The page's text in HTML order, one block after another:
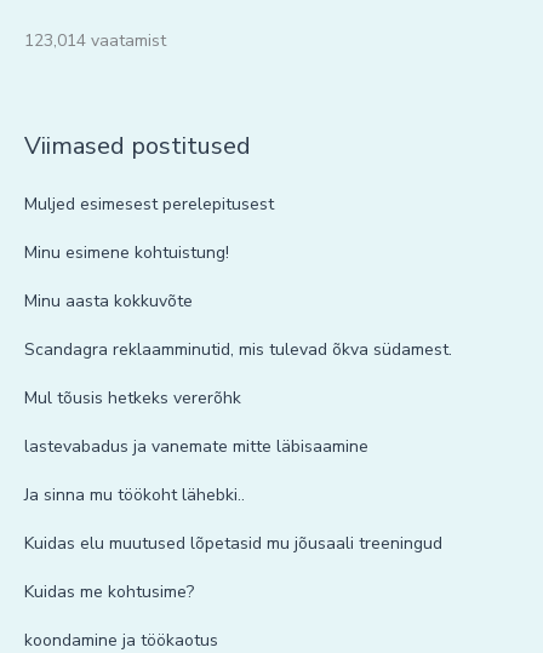
123,014 vaatamist
Viimased postitused
Muljed esimesest perelepitusest
Minu esimene kohtuistung!
Minu aasta kokkuvõte
Scandagra reklaamminutid, mis tulevad õkva südamest.
Mul tõusis hetkeks vererõhk
lastevabadus ja vanemate mitte läbisaamine
Ja sinna mu töökoht lähebki..
Kuidas elu muutused lõpetasid mu jõusaali treeningud
Kuidas me kohtusime?
koondamine ja töökaotus